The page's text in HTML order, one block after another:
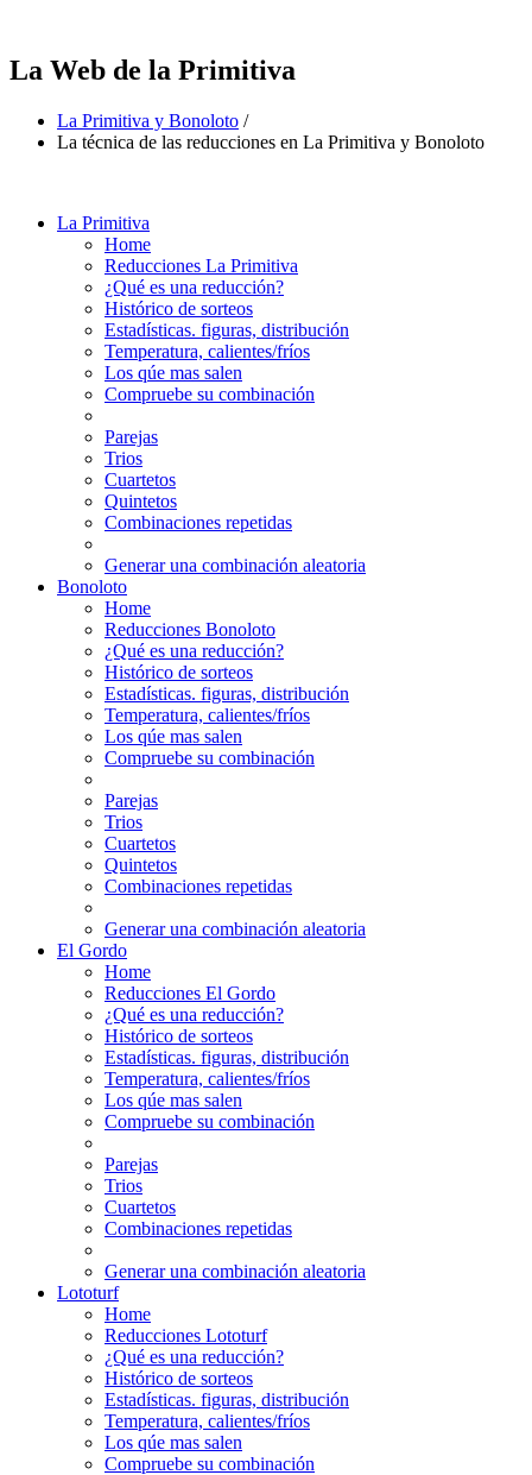
La Web de la Primitiva
La Primitiva y Bonoloto /
La técnica de las reducciones en La Primitiva y Bonoloto
La Primitiva
Home
Reducciones La Primitiva
¿Qué es una reducción?
Histórico de sorteos
Estadísticas. figuras, distribución
Temperatura, calientes/fríos
Los qúe mas salen
Compruebe su combinación
Parejas
Trios
Cuartetos
Quintetos
Combinaciones repetidas
Generar una combinación aleatoria
Bonoloto
Home
Reducciones Bonoloto
¿Qué es una reducción?
Histórico de sorteos
Estadísticas. figuras, distribución
Temperatura, calientes/fríos
Los qúe mas salen
Compruebe su combinación
Parejas
Trios
Cuartetos
Quintetos
Combinaciones repetidas
Generar una combinación aleatoria
El Gordo
Home
Reducciones El Gordo
¿Qué es una reducción?
Histórico de sorteos
Estadísticas. figuras, distribución
Temperatura, calientes/fríos
Los qúe mas salen
Compruebe su combinación
Parejas
Trios
Cuartetos
Combinaciones repetidas
Generar una combinación aleatoria
Lototurf
Home
Reducciones Lototurf
¿Qué es una reducción?
Histórico de sorteos
Estadísticas. figuras, distribución
Temperatura, calientes/fríos
Los qúe mas salen
Compruebe su combinación